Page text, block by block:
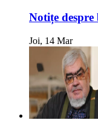
Notițe despre
Joi, 14 Mar